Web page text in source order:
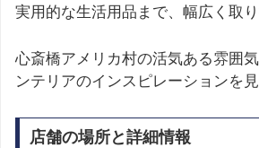
実用的な生活用品まで、幅広く取り
心斎橋アメリカ村の活気ある雰囲
ンテリアのインスピレーションを
店舗の場所と詳細情報